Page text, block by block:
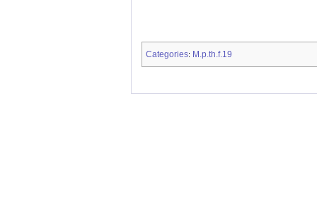
Categories: M.p.th.f.19